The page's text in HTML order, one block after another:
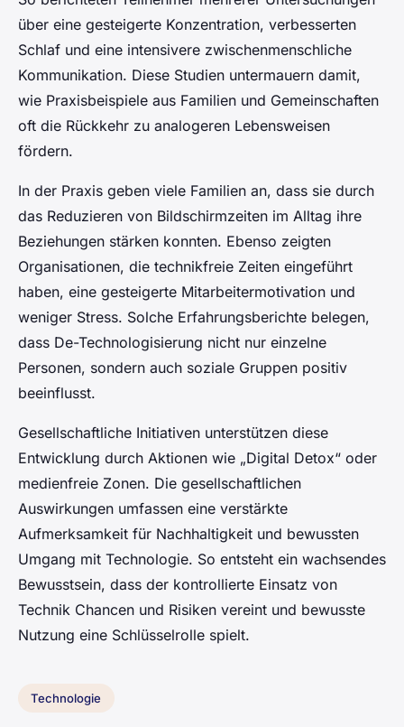
über eine gesteigerte Konzentration, verbesserten
Schlaf und eine intensivere zwischenmenschliche
Kommunikation. Diese Studien untermauern damit,
wie Praxisbeispiele aus Familien und Gemeinschaften
oft die Rückkehr zu analogeren Lebensweisen
fördern.
In der Praxis geben viele Familien an, dass sie durch
das Reduzieren von Bildschirmzeiten im Alltag ihre
Beziehungen stärken konnten. Ebenso zeigten
Organisationen, die technikfreie Zeiten eingeführt
haben, eine gesteigerte Mitarbeitermotivation und
weniger Stress. Solche Erfahrungsberichte belegen,
dass De-Technologisierung nicht nur einzelne
Personen, sondern auch soziale Gruppen positiv
beeinflusst.
Gesellschaftliche Initiativen unterstützen diese
Entwicklung durch Aktionen wie „Digital Detox“ oder
medienfreie Zonen. Die gesellschaftlichen
Auswirkungen umfassen eine verstärkte
Aufmerksamkeit für Nachhaltigkeit und bewussten
Umgang mit Technologie. So entsteht ein wachsendes
Bewusstsein, dass der kontrollierte Einsatz von
Technik Chancen und Risiken vereint und bewusste
Nutzung eine Schlüsselrolle spielt.
Technologie